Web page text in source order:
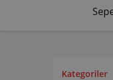
Kategoriler